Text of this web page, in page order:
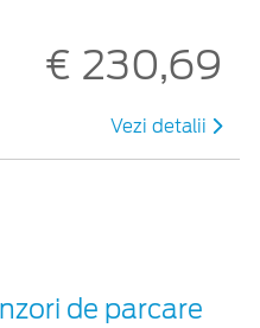
€ 230,69
Vezi detalii
de parcare